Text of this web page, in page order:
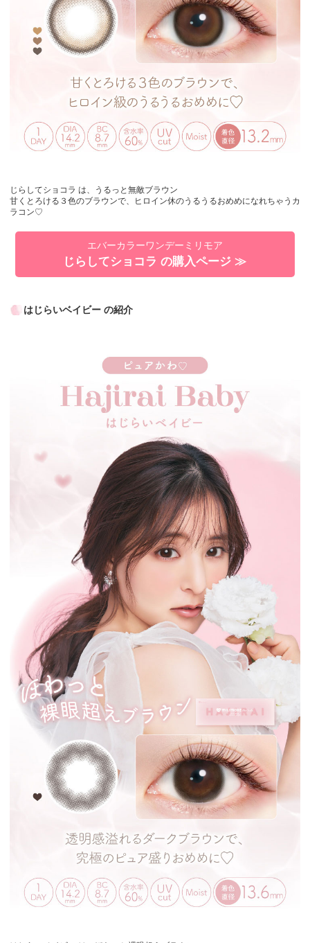
じらしてショコラ は、うるっと無敵ブラウン
甘くとろける３色のブラウンで、ヒロイン休のうるうるおめめになれちゃうカ
ラコン♡
エバーカラーワンデーミリモア
じらしてショコラ の購入ページ ≫
はじらいベイビー の紹介